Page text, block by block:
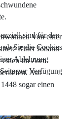
Von einer
Ritter Johann
einen im Zorn
Auf
sogar einen
sind für den
ob Sie die Cookies
Ablehnung
zur Verfügung